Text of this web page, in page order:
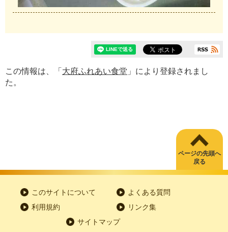
この情報は、「 大府ふれあい食堂 」により登録されまし
た。
ページの先頭へ
戻る
このサイトについて
よくある質問
利用規約
リンク集
サイトマップ